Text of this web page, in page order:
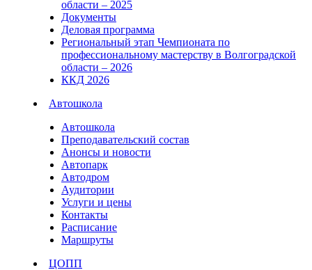
области – 2025
Документы
Деловая программа
Региональный этап Чемпионата по
профессиональному мастерству в Волгоградской
области – 2026
ККД 2026
Автошкола
Автошкола
Преподавательский состав
Анонсы и новости
Автопарк
Автодром
Аудитории
Услуги и цены
Контакты
Расписание
Маршруты
ЦОПП